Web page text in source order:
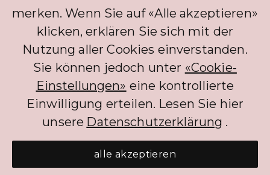
Concierge
Anmelden
Die BNPL-Dienstleistungen, die PLIM CH-Kunden anbietet, profitieren
derzeit von einer Ausnahme von der FINMA-Regulierung. Die Befreiung gilt
nicht, wenn Kunden für die BNPL-Dienste Zinsen zahlen müssen.
merken. Wenn Sie auf «Alle akzeptieren»
klicken, erklären Sie sich mit der
Nutzung aller Cookies einverstanden.
Sie können jedoch unter «Cookie-
Einstellungen» eine kontrollierte
Einwilligung erteilen. Lesen Sie hier
unsere Datenschutzerklärung .
alle akzeptieren